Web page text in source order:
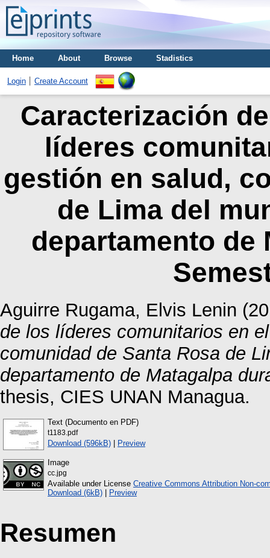
Home About Browse Stadistics
Login Create Account
Caracterización
líderes
gestión en salud,
de Lima del
departamento de
Aguirre Rugama, Elvis Lenin
de los líderes comunitarios en
comunidad de Santa Rosa de
departamento de Matagalpa
thesis, CIES UNAN Managua.
Text (Documento en PDF)
t1183.pdf
Download (596kB) | Preview
Image
cc.jpg
Available under License Creative Commons Attribution Non-
Download (6kB) | Preview
Resumen